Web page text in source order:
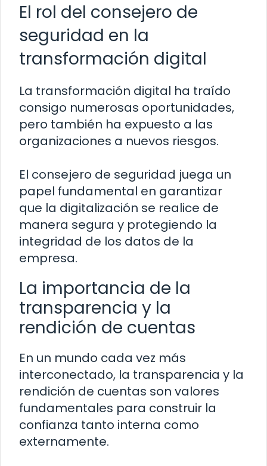
El rol del consejero de
seguridad en la
transformación digital
La transformación digital ha traído
consigo numerosas oportunidades,
pero también ha expuesto a las
organizaciones a nuevos riesgos.
El consejero de seguridad juega un
papel fundamental en garantizar
que la digitalización se realice de
manera segura y protegiendo la
integridad de los datos de la
empresa.
La importancia de la
transparencia y la
rendición de cuentas
En un mundo cada vez más
interconectado, la transparencia y la
rendición de cuentas son valores
fundamentales para construir la
confianza tanto interna como
externamente.